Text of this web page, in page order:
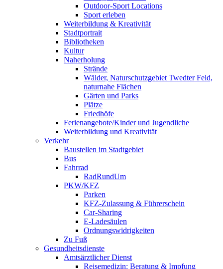
Outdoor-Sport Locations
Sport erleben
Weiterbildung & Kreativität
Stadtportrait
Bibliotheken
Kultur
Naherholung
Strände
Wälder, Naturschutzgebiet Twedter Feld,
naturnahe Flächen
Gärten und Parks
Plätze
Friedhöfe
Ferienangebote/Kinder und Jugendliche
Weiterbildung und Kreativität
Verkehr
Baustellen im Stadtgebiet
Bus
Fahrrad
RadRundUm
PKW/KFZ
Parken
KFZ-Zulassung & Führerschein
Car-Sharing
E-Ladesäulen
Ordnungswidrigkeiten
Zu Fuß
Gesundheitsdienste
Amtsärztlicher Dienst
Reisemedizin: Beratung & Impfung